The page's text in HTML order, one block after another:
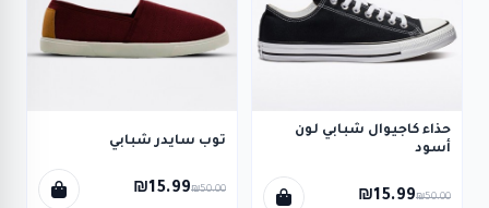
حذاء كاجيوال شبابي لون
أسود
₪15.99₪50.00
توب سايدر شبابي
₪15.99₪50.00